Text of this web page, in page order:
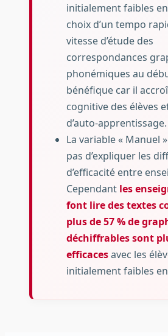
initialement faibles
choix d’un tempo
vitesse d’étude des
correspondances
phonémiques au
bénéfique car il
cognitive des élèves
d’auto-apprentissage.
La variable « Manuel
pas d’expliquer les
d’efficacité entre
Cependant les
font lire des textes
plus de 57 % de
déchiffrables sont
efficacesavec les
initialement faibles